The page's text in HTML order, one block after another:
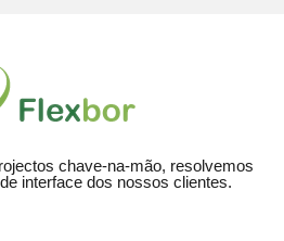
chave-na-mão, resolvemos
interface dos nossos clientes.